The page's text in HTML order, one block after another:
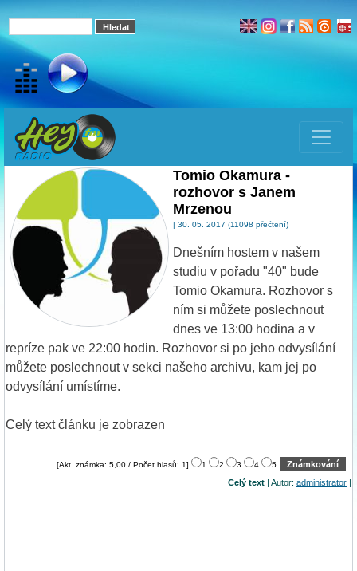
Tomio Okamura -
rozhovor s Janem
Mrzenou
| 30. 05. 2017 (11098 přečtení)
Dnešním hostem v našem
studiu v pořadu "40" bude
Tomio Okamura. Rozhovor s
ním si můžete poslechnout
dnes ve 13:00 hodina a v
repríze pak ve 22:00 hodin. Rozhovor si po jeho odvysílání
můžete poslechnout v sekci našeho archivu, kam jej po
odvysílání umístíme.
Celý text článku je zobrazen
[Akt. známka: 5,00 / Počet hlasů: 1] 1 2 3 4 5
Celý text | Autor: administrator |